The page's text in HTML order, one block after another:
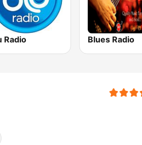
Radio Blues Radio